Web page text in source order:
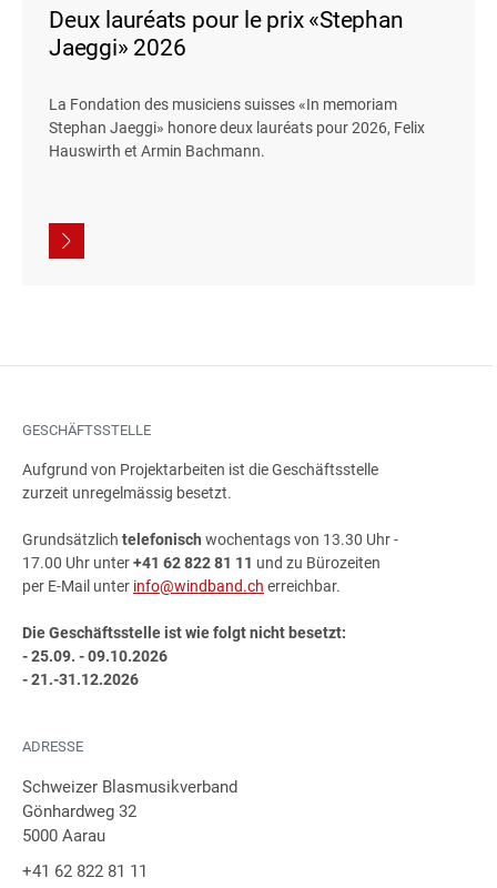
Deux lauréats pour le prix «Stephan
Jaeggi» 2026
La Fondation des musiciens suisses «In memoriam
Stephan Jaeggi» honore deux lauréats pour 2026, Felix
Hauswirth et Armin Bachmann.
GESCHÄFTSSTELLE
Aufgrund von Projektarbeiten ist die Geschäftsstelle
zurzeit unregelmässig besetzt.
Grundsätzlich telefonisch wochentags von 13.30 Uhr -
17.00 Uhr unter+41 62 822 81 11 und zu Bürozeiten
per E-Mail unter info@windband.ch erreichbar.
Die Geschäftsstelle ist wie folgt nicht besetzt:
- 25.09. - 09.10.2026
- 21.-31.12.2026
ADRESSE
Schweizer Blasmusikverband
Gönhardweg 32
5000 Aarau
+41 62 822 81 11